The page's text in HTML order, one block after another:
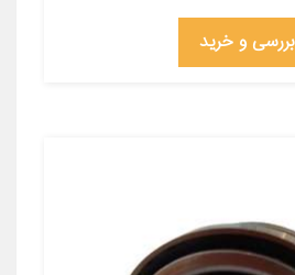
بررسی و خرید